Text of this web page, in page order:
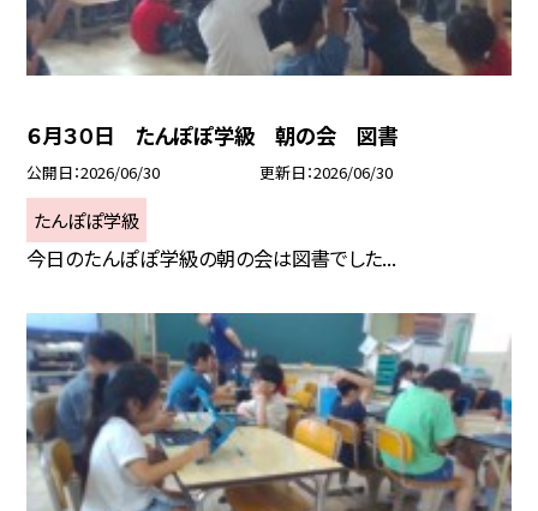
６月３０日 たんぽぽ学級 朝の会 図書
公開日 2026/06/30 更新日 2026/06/30
たんぽぽ学級
今日のたんぽぽ学級の朝の会は図書でした...